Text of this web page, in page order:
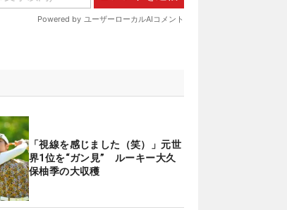
「視線を感じました（笑）」元世
界1位を“ガン見” ルーキー大久
保柚季の大収穫